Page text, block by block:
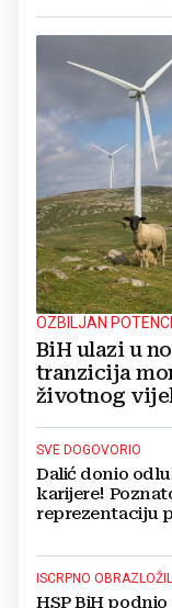
OZBILJAN
BiH ulazi u
tranzicija
životnog
SVE DOGOVORIO
Dalić donio
karijere!
reprezentaciju
ISCRPNO
HSP BiH